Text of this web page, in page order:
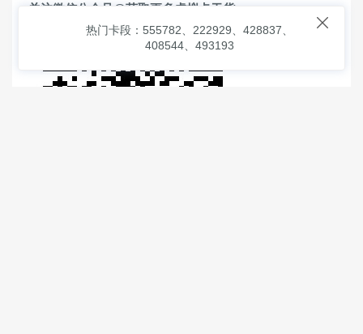
关注微信公众号@获取更多虚拟卡干货

热门卡段：555782、222929、428837、
408544、493193